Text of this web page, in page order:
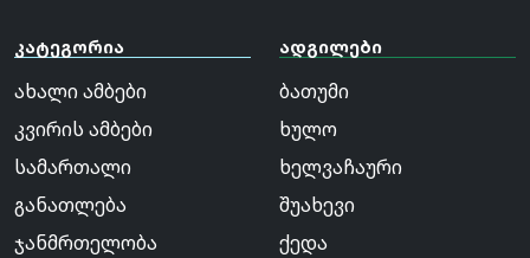
კატეგორია
ახალი ამბები
კვირის ამბები
სამართალი
განათლება
ჯანმრთელობა
ადგილები
ბათუმი
ხულო
ხელვაჩაური
შუახევი
ქედა